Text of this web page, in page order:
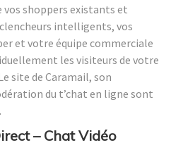
shoppers existants et
intelligents, vos
et votre équipe commerciale
les visiteurs de votre
site de Caramail, son
du t’chat en ligne sont
– Chat Vidéo